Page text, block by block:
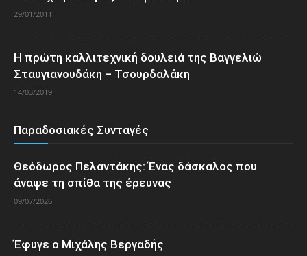
29/01/2011
Η πρώτη καλλιτεχνική δουλειά της Βαγγελιώ
Σταυγιανουδάκη – Τσουρδαλάκη
14/03/2019
Παραδοσιακές Συνταγές
Θεόδωρος Πελαντάκης: Ένας δάσκαλος που
άναψε τη σπίθα της έρευνας
09/07/2026
Έφυγε ο Μιχάλης Βεργαδής